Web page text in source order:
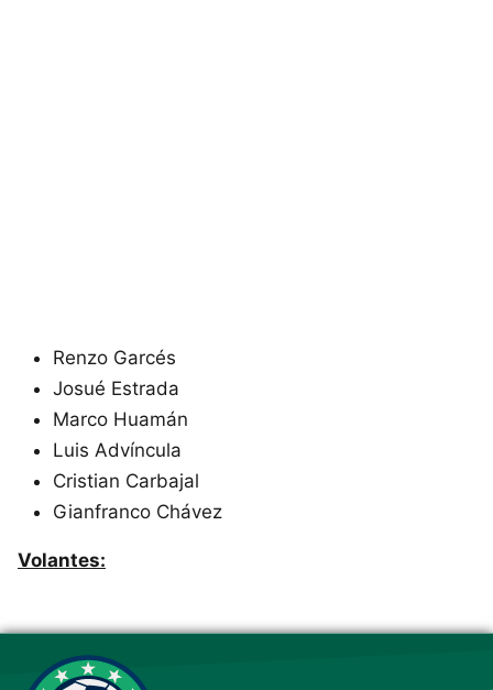
nuestro sitio web, usted acepta el uso de todas
las cookies de acuerdo con nuestra Política de
Renzo Garcés
Josué Estrada
Marco Huamán
Luis Advíncula
Cristian Carbajal
Gianfranco Chávez
Volantes: